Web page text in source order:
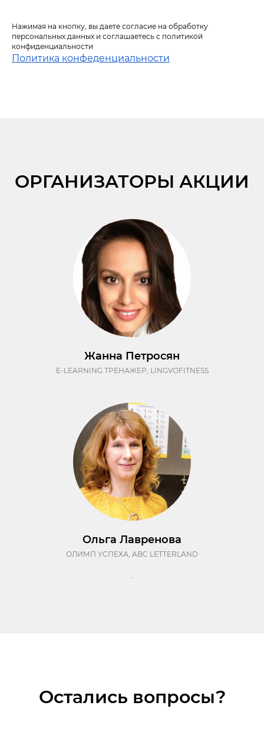
Нажимая на кнопку, вы даете согласие на обработку
персональных данных и соглашаетесь c политикой
конфиденциальности
Политика конфеденциальности
ОРГАНИЗАТОРЫ АКЦИИ
Жанна Петросян
E-LEARNING ТРЕНАЖЕР, LINGVOFITNESS
Ольга Лавренова
ОЛИМП УСПЕХА, ABC LETTERLAND
Остались вопросы?